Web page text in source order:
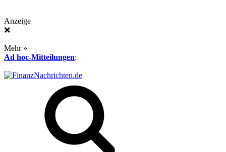
Anzeige
❌
Mehr »
Ad hoc-Mitteilungen: